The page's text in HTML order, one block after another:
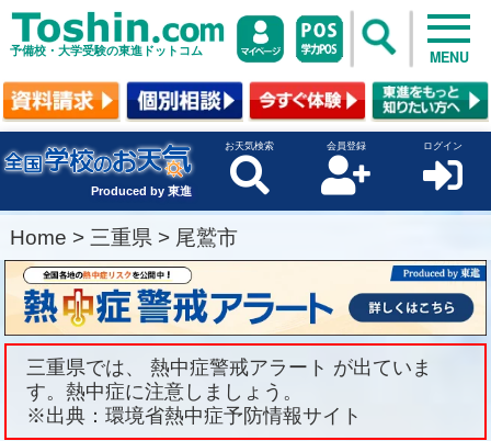
予備校・大学受験の東進ドットコム MENU
Produced by 東進
お天気検索 会員登録 ログイン
Home > 三重県 > 尾鷲市
三重県では、 熱中症警戒アラート が出ていま
す。熱中症に注意しましょう。
※出典：環境省熱中症予防情報サイト